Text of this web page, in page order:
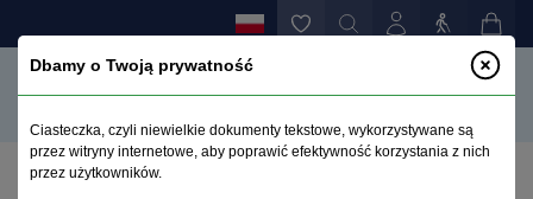
Dbamy o Twoją prywatność
Ciasteczka, czyli niewielkie dokumenty tekstowe, wykorzystywane są
przez witryny internetowe, aby poprawić efektywność korzystania z nich
przez użytkowników.